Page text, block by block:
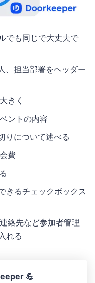
でも同じで大丈夫で
、担当部署をヘッダー
きく
ントの内容
りについて述べる
費
きるチェックボックス
絡先など参加者管理
れる
💪